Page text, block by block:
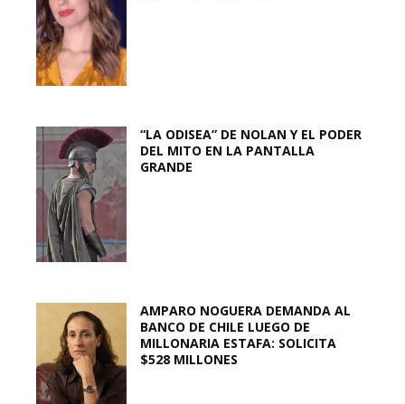
“LA ODISEA” DE NOLAN Y EL PODER
DEL MITO EN LA PANTALLA
GRANDE
AMPARO NOGUERA DEMANDA AL
BANCO DE CHILE LUEGO DE
MILLONARIA ESTAFA: SOLICITA
$528 MILLONES